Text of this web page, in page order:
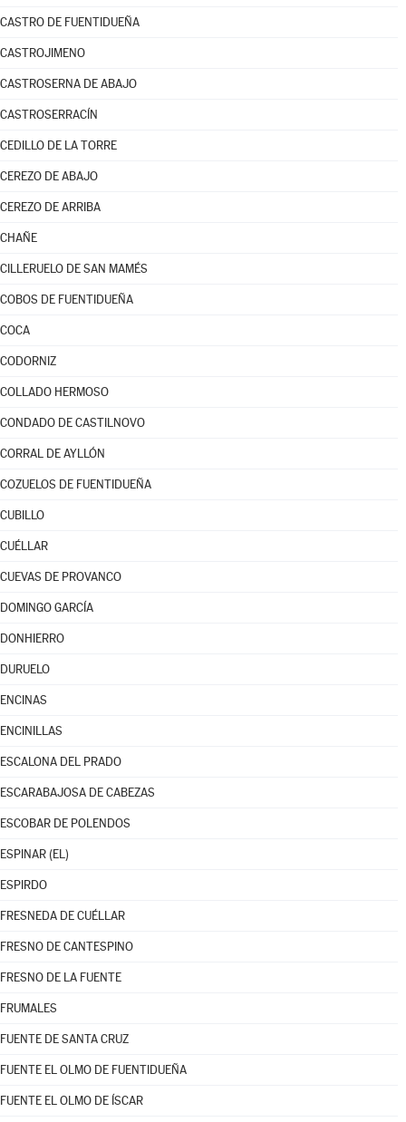
CASTRO DE FUENTIDUEÑA
CASTROJIMENO
CASTROSERNA DE ABAJO
CASTROSERRACÍN
CEDILLO DE LA TORRE
CEREZO DE ABAJO
CEREZO DE ARRIBA
CHAÑE
CILLERUELO DE SAN MAMÉS
COBOS DE FUENTIDUEÑA
COCA
CODORNIZ
COLLADO HERMOSO
CONDADO DE CASTILNOVO
CORRAL DE AYLLÓN
COZUELOS DE FUENTIDUEÑA
CUBILLO
CUÉLLAR
CUEVAS DE PROVANCO
DOMINGO GARCÍA
DONHIERRO
DURUELO
ENCINAS
ENCINILLAS
ESCALONA DEL PRADO
ESCARABAJOSA DE CABEZAS
ESCOBAR DE POLENDOS
ESPINAR (EL)
ESPIRDO
FRESNEDA DE CUÉLLAR
FRESNO DE CANTESPINO
FRESNO DE LA FUENTE
FRUMALES
FUENTE DE SANTA CRUZ
FUENTE EL OLMO DE FUENTIDUEÑA
FUENTE EL OLMO DE ÍSCAR